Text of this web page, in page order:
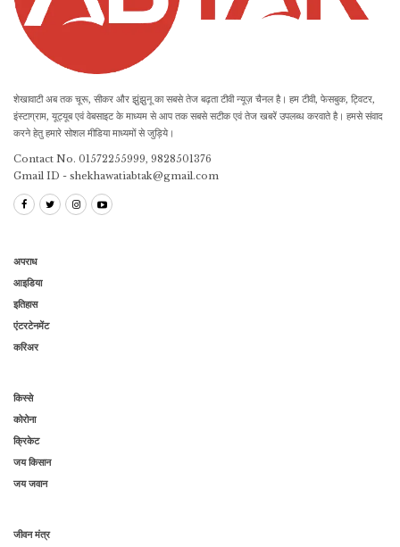
शेखावाटी अब तक चूरू, सीकर और झुंझुनू का सबसे तेज बढ़ता टीवी न्यूज़ चैनल है। हम टीवी, फेसबुक, ट्विटर,
इंस्टाग्राम, यूट्यूब एवं वेबसाइट के माध्यम से आप तक सबसे सटीक एवं तेज खबरें उपलब्ध करवाते है। हमसे संवाद
करने हेतु हमारे सोशल मीडिया माध्यमों से जुड़िये।
Contact No. 01572255999, 9828501376
Gmail ID - shekhawatiabtak@gmail.com
अपराध
आइडिया
इतिहास
एंटरटेनमेंट
करिअर
किस्से
कोरोना
क्रिकेट
जय किसान
जय जवान
जीवन मंत्र